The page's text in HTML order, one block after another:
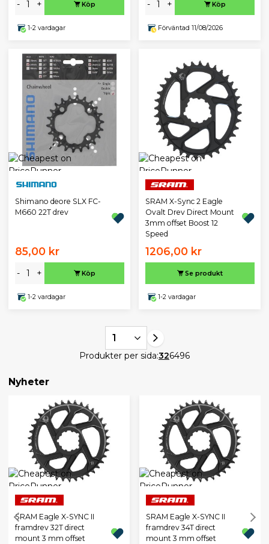
- + Köp
1-2 vardagar
- + Köp
Förväntad 11/08/2026
Shimano deore SLX FC-
M660 22T drev
85,00 kr
- + Köp
1-2 vardagar
SRAM X-Sync 2 Eagle
Ovalt Drev Direct Mount
3mm offset Boost 12
Speed
1206,00 kr
Se produkt
1-2 vardagar
1
Produkter per sida:326496
Nyheter
SRAM Eagle X-SYNC II
framdrev 32T direct
mount 3 mm offset
SRAM Eagle X-SYNC II
framdrev 34T direct
mount 3 mm offset